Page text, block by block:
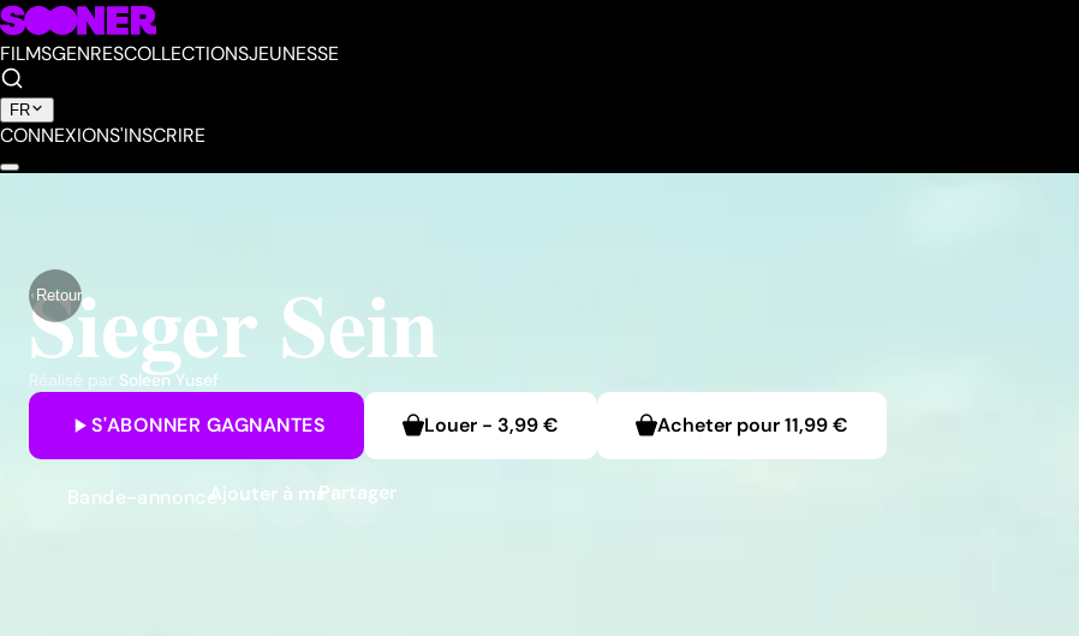
FILMSGENRESCOLLECTIONSJEUNESSE
FR
CONNEXIONS'INSCRIRE
Retour
Sieger Sein
Réalisé par Soleen Yusef
S'ABONNER GAGNANTES Louer - 3,99 € Acheter pour11,99 €
Bande-annonceAjouter à ma liste
Partager